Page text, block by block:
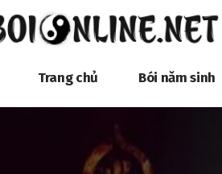
Trang chủ Bói năm sinh